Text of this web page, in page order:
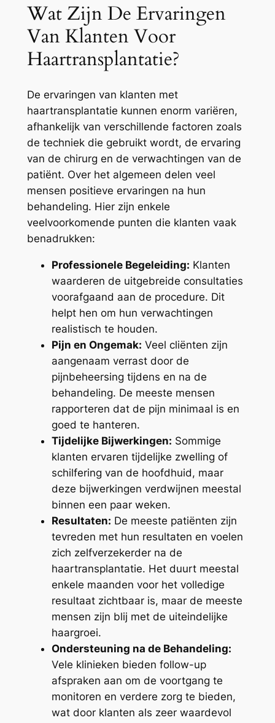
Wat Zijn De Ervaringen
Van Klanten Voor
Haartransplantatie?
De ervaringen van klanten met
haartransplantatie kunnen enorm variëren,
afhankelijk van verschillende factoren zoals
de techniek die gebruikt wordt, de ervaring
van de chirurg en de verwachtingen van de
patiënt. Over het algemeen delen veel
mensen positieve ervaringen na hun
behandeling. Hier zijn enkele
veelvoorkomende punten die klanten vaak
benadrukken:
Professionele Begeleiding: Klanten
waarderen de uitgebreide consultaties
voorafgaand aan de procedure. Dit
helpt hen om hun verwachtingen
realistisch te houden.
Pijn en Ongemak: Veel cliënten zijn
aangenaam verrast door de
pijnbeheersing tijdens en na de
behandeling. De meeste mensen
rapporteren dat de pijn minimaal is en
goed te hanteren.
Tijdelijke Bijwerkingen: Sommige
klanten ervaren tijdelijke zwelling of
schilfering van de hoofdhuid, maar
deze bijwerkingen verdwijnen meestal
binnen een paar weken.
Resultaten: De meeste patiënten zijn
tevreden met hun resultaten en voelen
zich zelfverzekerder na de
haartransplantatie. Het duurt meestal
enkele maanden voor het volledige
resultaat zichtbaar is, maar de meeste
mensen zijn blij met de uiteindelijke
haargroei.
Ondersteuning na de Behandeling:
Vele klinieken bieden follow-up
afspraken aan om de voortgang te
monitoren en verdere zorg te bieden,
wat door klanten als zeer waardevol